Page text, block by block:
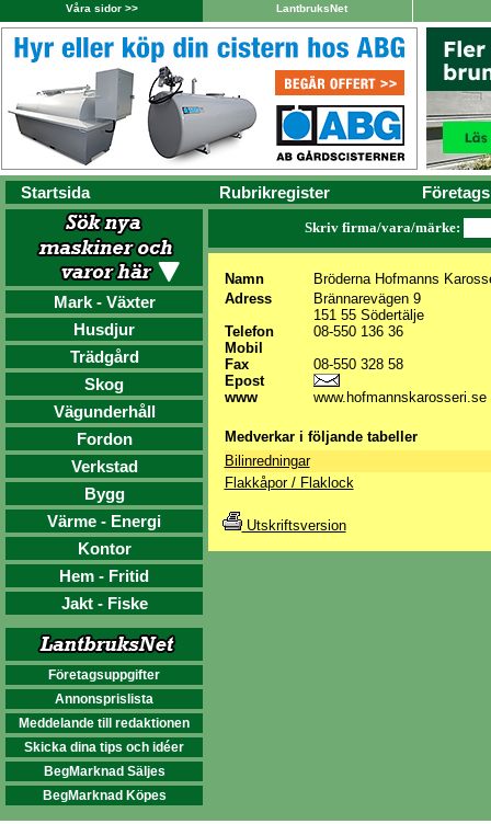
Våra sidor >> LantbruksNet
Startsida Rubrikregister
Mark - Växter
Husdjur
Trädgård
Skog
Vägunderhåll
Fordon
Verkstad
Bygg
Värme - Energi
Kontor
Hem - Fritid
Jakt - Fiske
Företagsuppgifter
Annonsprislista
Meddelande till redaktionen
Skicka dina tips och idéer
BegMarknad Säljes
BegMarknad Köpes
Skriv firma/vara/märke:
Namn
Bröderna Hofmanns
Adress
Brännarevägen 9
151 55 Södertälje
Telefon
08-550 136 36
Mobil
Fax
08-550 328 58
Epost
www
www.hofmannskarosseri.se
Medverkar i följande tabeller
Bilinredningar
Flakkåpor / Flaklock
Utskriftsversion